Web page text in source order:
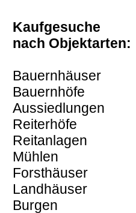
Kaufgesuche
nach Objektarten:
Bauernhäuser
Bauernhöfe
Aussiedlungen
Reiterhöfe
Reitanlagen
Mühlen
Forsthäuser
Landhäuser
Burgen